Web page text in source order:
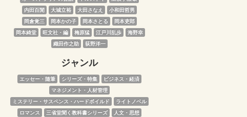
内田百閒
大城立裕 大田さなえ
小和田哲男
岡倉覚三
岡本かの子 岡本さとる
岡本吏郎
岡本綺堂
旺文社・編 梅原猛 江戸川乱歩
海野幸
織田作之助
荻野洋一
ジャンル
エッセー・随筆 シリーズ・特集
ビジネス・経済
マネジメント・人材管理
ミステリー・サスペンス・ハードボイルド
ライトノベル
ロマンス
三省堂聞く教科書シリーズ
人文・思想